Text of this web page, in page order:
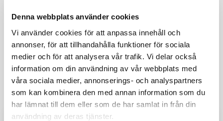
Denna webbplats använder cookies
Vi använder cookies för att anpassa innehåll och
annonser, för att tillhandahålla funktioner för sociala
medier och för att analysera vår trafik. Vi delar också
information om din användning av vår webbplats med
våra sociala medier, annonserings- och analyspartners
som kan kombinera den med annan information som du
har lämnat till dem eller som de har samlat in från din
användning av deras tjänster.
DU KANSKE OCKSÅ GILLAR …